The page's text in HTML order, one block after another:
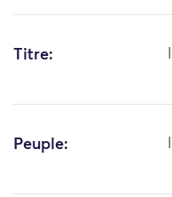
Titre:
Peuple: